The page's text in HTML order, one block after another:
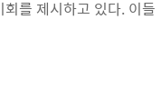
를 제시하고 있다. 이들